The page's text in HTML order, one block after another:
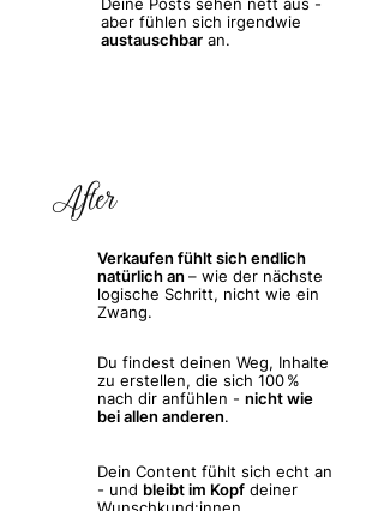
aber fühlen sich irgendwie
austauschbar an.
After
Verkaufen fühlt sich endlich
natürlich an – wie der nächste
logische Schritt, nicht wie ein
Zwang.
Du findest deinen Weg, Inhalte
zu erstellen, die sich 100 %
nach dir anfühlen - nicht wie
bei allen anderen.
Dein Content fühlt sich echt an
- und bleibt im Kopf deiner